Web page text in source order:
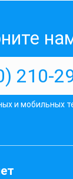
210-
и мобильных